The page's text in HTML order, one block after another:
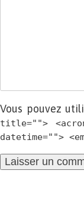
Vous pouvez
title="">
datetime="">